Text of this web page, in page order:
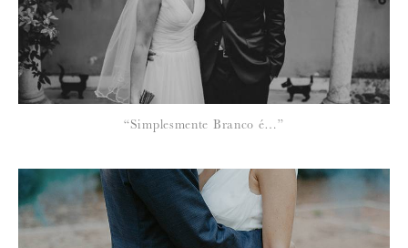
NOME*:
“Simplesmente Branco é…”